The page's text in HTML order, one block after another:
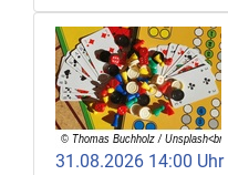
31.08.2026 14:00 Uhr